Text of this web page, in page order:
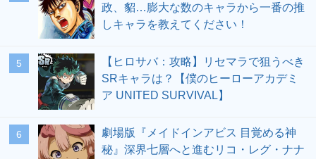
政、貂…膨大な数のキャラから一番の推
しキャラを教えてください！
5
【ヒロサバ：攻略】リセマラで狙うべき
SRキャラは？【僕のヒーローアカデミ
ア UNITED SURVIVAL】
6
劇場版『メイドインアビス 目覚める神
秘』深界七層へと進むリコ・レグ・ナナ